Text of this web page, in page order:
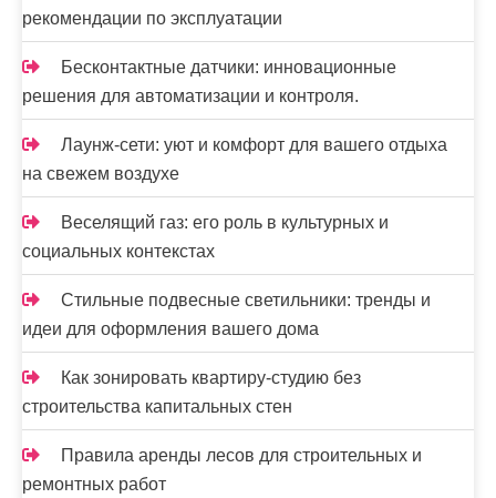
рекомендации по эксплуатации
Бесконтактные датчики: инновационные
решения для автоматизации и контроля.
Лаунж-сети: уют и комфорт для вашего отдыха
на свежем воздухе
Веселящий газ: его роль в культурных и
социальных контекстах
Стильные подвесные светильники: тренды и
идеи для оформления вашего дома
Как зонировать квартиру-студию без
строительства капитальных стен
Правила аренды лесов для строительных и
ремонтных работ